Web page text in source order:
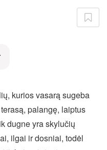
kurios vasarą sugeba
palangę, laiptus
dugne yra skylučių
ilgai ir dosniai, todėl